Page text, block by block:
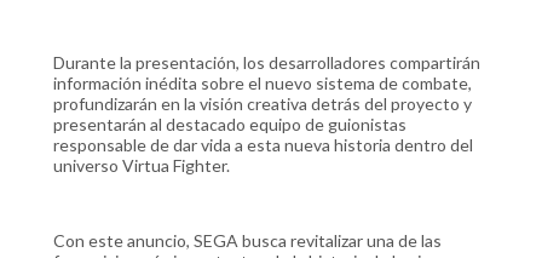
Durante la presentación, los desarrolladores compartirán
información inédita sobre el nuevo sistema de combate,
profundizarán en la visión creativa detrás del proyecto y
presentarán al destacado equipo de guionistas
responsable de dar vida a esta nueva historia dentro del
universo Virtua Fighter.
Con este anuncio, SEGA busca revitalizar una de las